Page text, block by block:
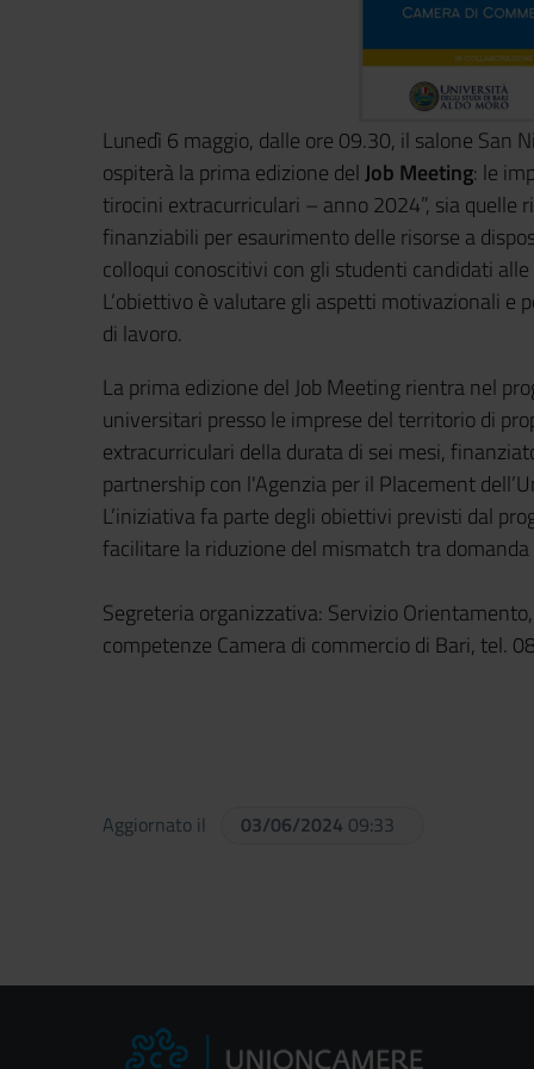
Lunedì 6 maggio, dalle ore 09.30, il salone San
ospiterà la prima edizione delJob Meeting: le
tirocini extracurriculari – anno 2024”, sia quelle
finanziabili per esaurimento delle risorse a
colloqui conoscitivi con gli studenti candidati
L’obiettivo è valutare gli aspetti motivazionali
di lavoro.
La prima edizione del Job Meeting rientra nel
universitari presso le imprese del territorio di
extracurriculari della durata di sei mesi,
partnership con l'Agenzia per il Placement
L’iniziativa fa parte degli obiettivi previsti dal
facilitare la riduzione del mismatch tra
Segreteria organizzativa: Servizio
competenze Camera di commercio di Bari, tel.
Aggiornato il 03/06/2024 09:33